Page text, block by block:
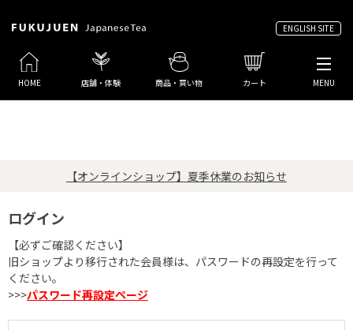
ENGLISH SITE
HOME 店舗・体験 商品・買い物 カート MENU
【オンラインショップ】夏季休業のお知らせ
ログイン
【必ずご確認ください】
旧ショップより移行された会員様は、パスワードの再設定を行って
ください。
>>>パスワード再設定ページ